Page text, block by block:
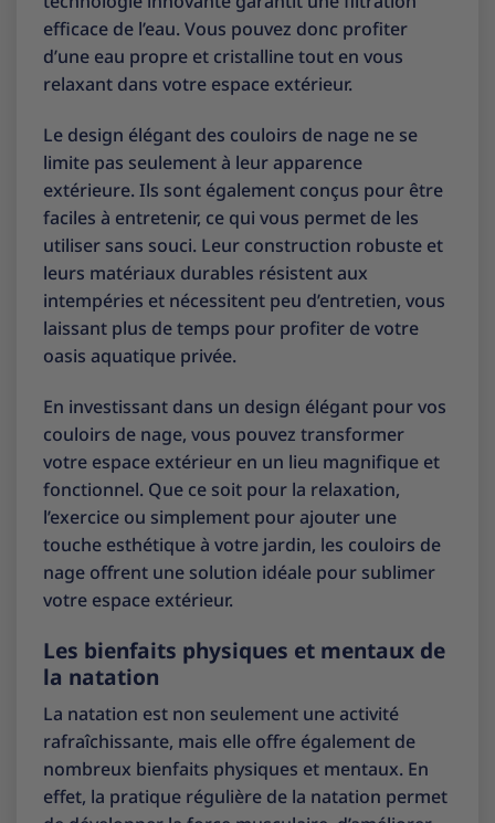
efficace de l’eau. Vous pouvez donc profiter
d’une eau propre et cristalline tout en vous
relaxant dans votre espace extérieur.
Le design élégant des couloirs de nage ne se
limite pas seulement à leur apparence
extérieure. Ils sont également conçus pour être
faciles à entretenir, ce qui vous permet de les
utiliser sans souci. Leur construction robuste et
leurs matériaux durables résistent aux
intempéries et nécessitent peu d’entretien, vous
laissant plus de temps pour profiter de votre
oasis aquatique privée.
En investissant dans un design élégant pour vos
couloirs de nage, vous pouvez transformer
votre espace extérieur en un lieu magnifique et
fonctionnel. Que ce soit pour la relaxation,
l’exercice ou simplement pour ajouter une
touche esthétique à votre jardin, les couloirs de
nage offrent une solution idéale pour sublimer
votre espace extérieur.
Les bienfaits physiques et mentaux de
la natation
La natation est non seulement une activité
rafraîchissante, mais elle offre également de
nombreux bienfaits physiques et mentaux. En
effet, la pratique régulière de la natation permet